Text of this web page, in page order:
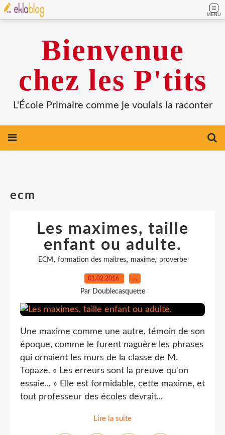
MENU
Bienvenue
chez les P'tits
L'École Primaire comme je voulais la raconter
ecm
Les maximes, taille
enfant ou adulte.
ECM , formation des maitres, maxime, proverbe
01.02.2016 …
Par Doublecasquette
Une maxime comme une autre, témoin de son
époque, comme le furent naguère les phrases
qui ornaient les murs de la classe de M.
Topaze. « Les erreurs sont la preuve qu'on
essaie... » Elle est formidable, cette maxime, et
tout professeur des écoles devrait...
Lire la suite